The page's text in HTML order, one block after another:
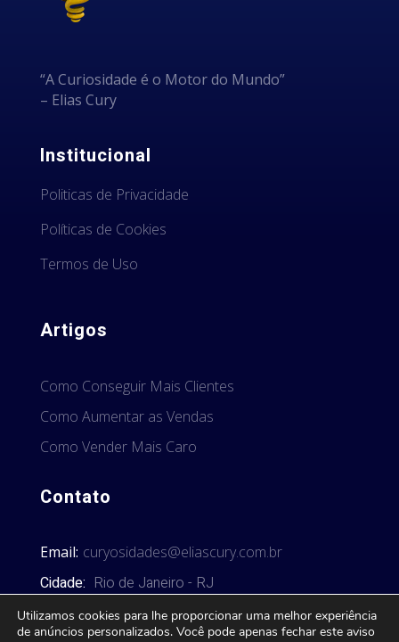
“A Curiosidade é o Motor do Mundo”
– Elias Cury
Institucional
Politicas de Privacidade
Políticas de Cookies
Termos de Uso
Artigos
Como Conseguir Mais Clientes
Como Aumentar as Vendas
Como Vender Mais Caro
Contato
Email: curyosidades@eliascury.com.br
Cidade: Rio de Janeiro - RJ
Utilizamos cookies para lhe proporcionar uma melhor experiência
de anúncios personalizados. Você pode apenas fechar este aviso